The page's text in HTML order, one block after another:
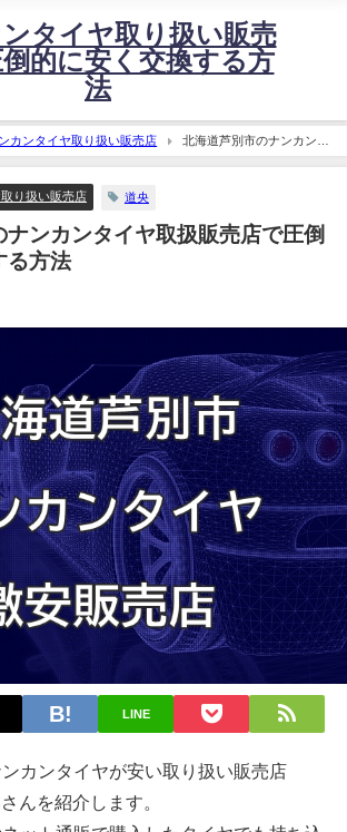
タイヤ取り扱い販売
的に安く交換する方
法
カンタイヤ取り扱い販売店
北海道芦別市のナンカンタ
安く交換する方法
り扱い販売店 道央
ンカンタイヤ取扱販売店で圧倒
る方法
LINE
カンタイヤが安い取り扱い販売店
さんを紹介します。